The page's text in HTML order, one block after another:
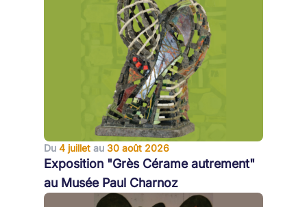
Du 4 juillet au 30 août 2026
Exposition "Grès Cérame autrement"
au Musée Paul Charnoz